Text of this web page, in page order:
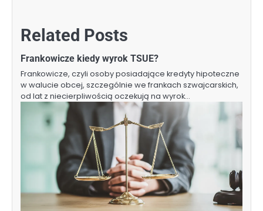
Related Posts
Frankowicze kiedy wyrok TSUE?
Frankowicze, czyli osoby posiadające kredyty hipoteczne
w walucie obcej, szczególnie we frankach szwajcarskich,
od lat z niecierpliwością oczekują na wyrok…